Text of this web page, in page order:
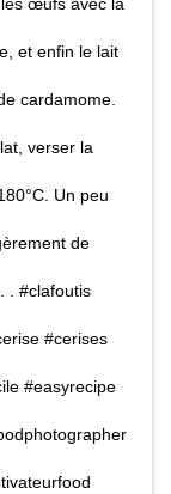
œufs avec la
et enfin le lait
cardamome.
verser la
Un peu
de
. #clafoutis
#cerises
#easyrecipe